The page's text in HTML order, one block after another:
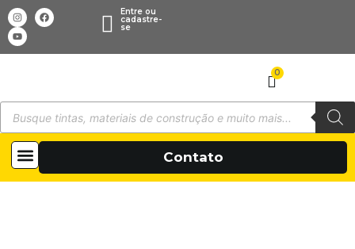
Entre ou
cadastre-
se
0
Contato